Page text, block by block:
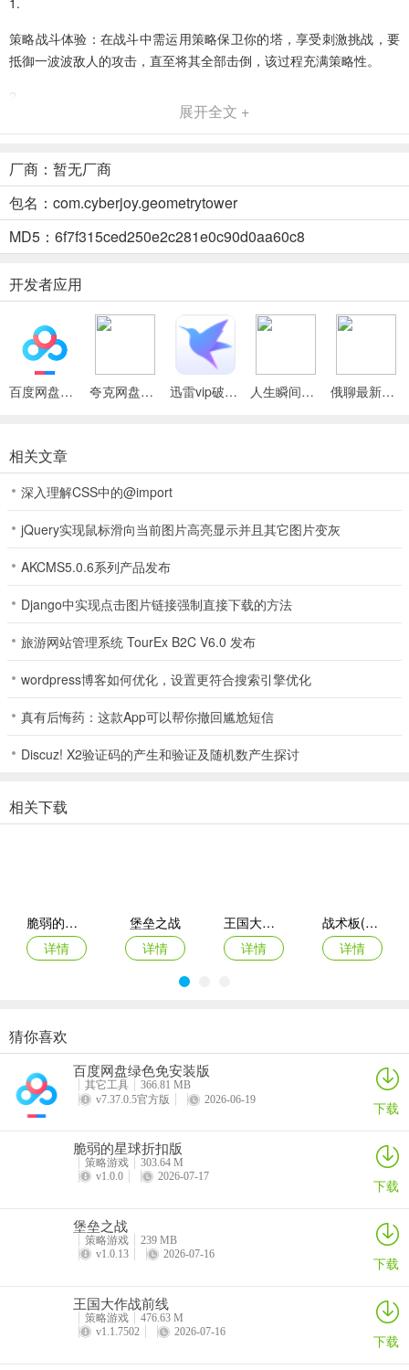
策略战斗体验：在战斗中需运用策略保卫你的塔，享受刺激挑战，要
抵御一波波敌人的攻击，直至将其全部击倒，该过程充满策略性。
2.
3.
Roguelike玩法独特：每一波敌人过后，都能选择升级并运用策略，让
塔变得坚不可摧，带来别具一格的闲置流氓塔防战斗体验。
几何塔最新安卓版怎么样
1、战斗中需用策略保卫塔，抵御一波波敌人攻击，直至将其击倒。
2、可从战斗获取资源升级装备、增强力量，还能激活开发塔的天赋。
3、有着Roguelike游戏玩法，每波敌人后能选择升级并运用策略打造
几何塔防MOD作弊菜单最新版更新内容
嘿，各位几何塔防爱好者！今天来给大家讲讲几何塔防MOD作弊菜单
最新版的更新内容。这个作弊菜单能给咱带来超多便利。在游戏里，
面对一波波敌人攻击塔楼时，它能帮咱轻松制定策略，更好地保卫塔
楼。通过升级塔楼，利用战斗获取的资源来升级装备、增强力量，还
能激活和开发塔的天赋，让防御更强大。而且它的Roguelike游戏玩法
可摧的塔。有了这个作弊菜单，咱在游戏中能更畅快地享受保卫塔楼
面，尽情体验游戏乐趣，让游戏过程更加精彩，赶紧来试试吧！
几何塔防破解
几何塔防破解类工具能给玩家带来超刺激的游戏体验。在这类游戏
直至最后一刻。你可以用手头的武器消灭敌人，还能从战斗中获取资
Roguelike游戏玩法更是一大亮点，每一波敌人过后，你都能选择升级
并施展策略，让塔楼变得坚不可摧。有了几何塔防破解工具，能帮你
展开全文 +
厂商：暂无厂商
包名：com.cyberjoy.geometrytower
MD5：6f7f315ced250e2c281e0c90d0aa60c8
开发者应用
百度网盘绿色免安装Pc电脑版 夸克网盘官方正式版 迅雷vip破解版永久会员2024版 人生瞬间最新手机版 俄聊最新手机版
相关文章
深入理解CSS中的@import
jQuery实现鼠标滑向当前图片高亮显示并且其它图片变灰
AKCMS5.0.6系列产品发布
Django中实现点击图片链接强制直接下载的方法
旅游网站管理系统 TourEx B2C V6.0 发布
wordpress博客如何优化，设置更符合搜索引擎优化
真有后悔药：这款App可以帮你撤回尴尬短信
Discuz! X2验证码的产生和验证及随机数产生探讨
相关下载
脆弱的星球折扣版
详情
堡垒之战
详情
王国大作战前线
详情
战术板(体育战术工具)
详情
指尖像素城
详情
黑侠联盟
详情
最后庇护所瘟疫
御兽岛
猜你喜欢
百度网盘绿色免安装版
其它工具
366.81 MB
v7.37.0.5官方版
2026-06-19 下载
脆弱的星球折扣版
策略游戏
303.64 M
v1.0.0
2026-07-17 下载
堡垒之战
策略游戏
239 MB
v1.0.13
2026-07-16 下载
王国大作战前线
策略游戏
476.63 M
v1.1.7502
2026-07-16 下载